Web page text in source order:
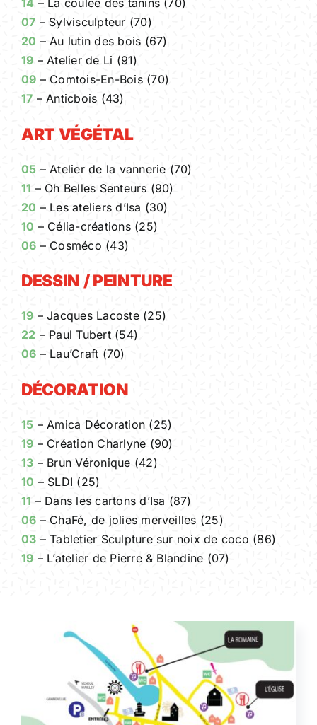
14 – La coulée des tanins (70)
07 – Sylvisculpteur (70)
20 – Au lutin des bois (67)
19 – Atelier de Li (91)
09 – Comtois-En-Bois (70)
17 – Anticbois (43)
ART VÉGÉTAL
05 – Atelier de la vannerie (70)
11 – Oh Belles Senteurs (90)
20 – Les ateliers d’Isa (30)
10 – Célia-créations (25)
06 – Cosméco (43)
DESSIN / PEINTURE
19 – Jacques Lacoste (25)
22 – Paul Tubert (54)
06 – Lau’Craft (70)
DÉCORATION
15 – Amica Décoration (25)
19 – Création Charlyne (90)
13 – Brun Véronique (42)
10 – SLDI (25)
11 – Dans les cartons d’Isa (87)
06 – ChaFé, de jolies merveilles (25)
03 – Tabletier Sculpture sur noix de coco (86)
19 – L’atelier de Pierre & Blandine (07)